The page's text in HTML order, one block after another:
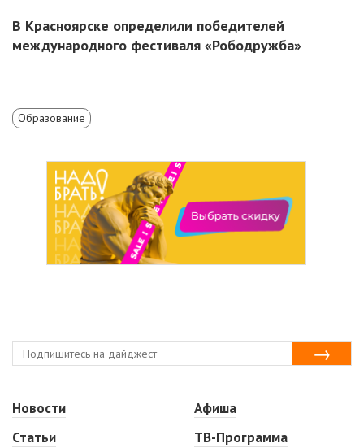
В Красноярске определили победителей
международного фестиваля «Рободружба»
Образование
Новости
Статьи
Афиша
ТВ-Программа